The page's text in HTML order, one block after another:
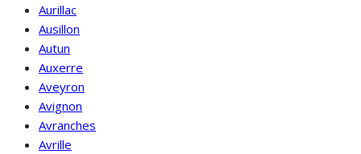
Aurillac
Ausillon
Autun
Auxerre
Aveyron
Avignon
Avranches
Avrille